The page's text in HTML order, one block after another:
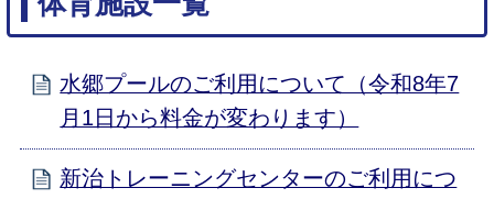
水郷プールのご利用について（令和8年7
月1日から料金が変わります）
新治トレーニングセンターのご利用につ